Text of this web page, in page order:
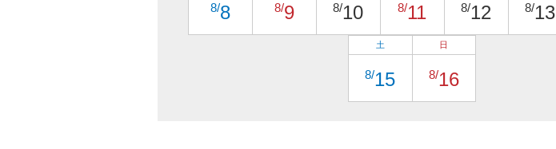
8/8 8/9 8/10 8/11 8/12 8/13
土
8/15
日
8/16